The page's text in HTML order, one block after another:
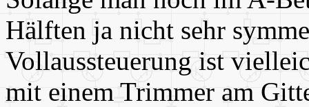
Hälften ja nicht sehr
Vollaussteuerung ist
mit einem Trimmer am